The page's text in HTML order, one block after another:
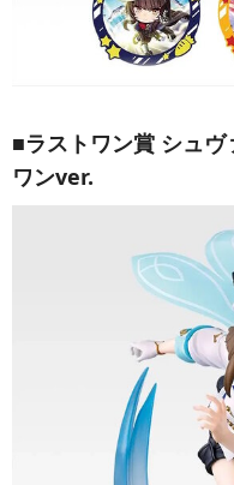
■ラストワン賞 シュヴ
ワンver.